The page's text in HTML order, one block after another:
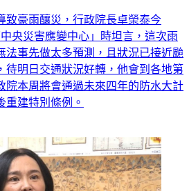
致豪雨釀災，行政院長卓榮泰今
中央災害應變中心」時坦言，這次雨
法事先做太多預測，且狀況已接近颱
待明日交通狀況好轉，他會到各地第
院本周將會通過未來四年的防水大計
重建特別條例。